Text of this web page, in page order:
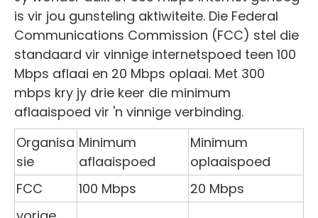
is vir jou gunsteling aktiwiteite. Die Federal
Communications Commission (FCC) stel die
standaard vir vinnige internetspoed teen 100
Mbps aflaai en 20 Mbps oplaai. Met 300
mbps kry jy drie keer die minimum
aflaaispoed vir 'n vinnige verbinding.
Organisa
sie
Minimum
aflaaispoed
Minimum
oplaaispoed
FCC
100 Mbps
20 Mbps